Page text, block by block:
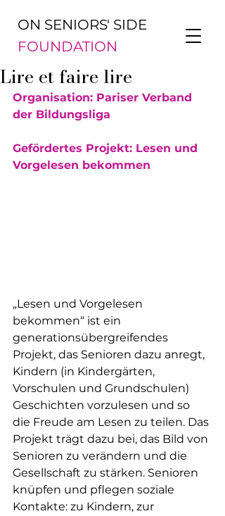
ON SENIORS' SIDE
FOUNDATION
Lire et faire lire
Organisation: Pariser Verband
der Bildungsliga
Gefördertes Projekt: Lesen und
Vorgelesen bekommen
„Lesen und Vorgelesen
bekommen“ ist ein
generationsübergreifendes
Projekt, das Senioren dazu anregt,
Kindern (in Kindergärten,
Vorschulen und Grundschulen)
Geschichten vorzulesen und so
die Freude am Lesen zu teilen. Das
Projekt trägt dazu bei, das Bild von
Senioren zu verändern und die
Gesellschaft zu stärken. Senioren
knüpfen und pflegen soziale
Kontakte: zu Kindern, zur